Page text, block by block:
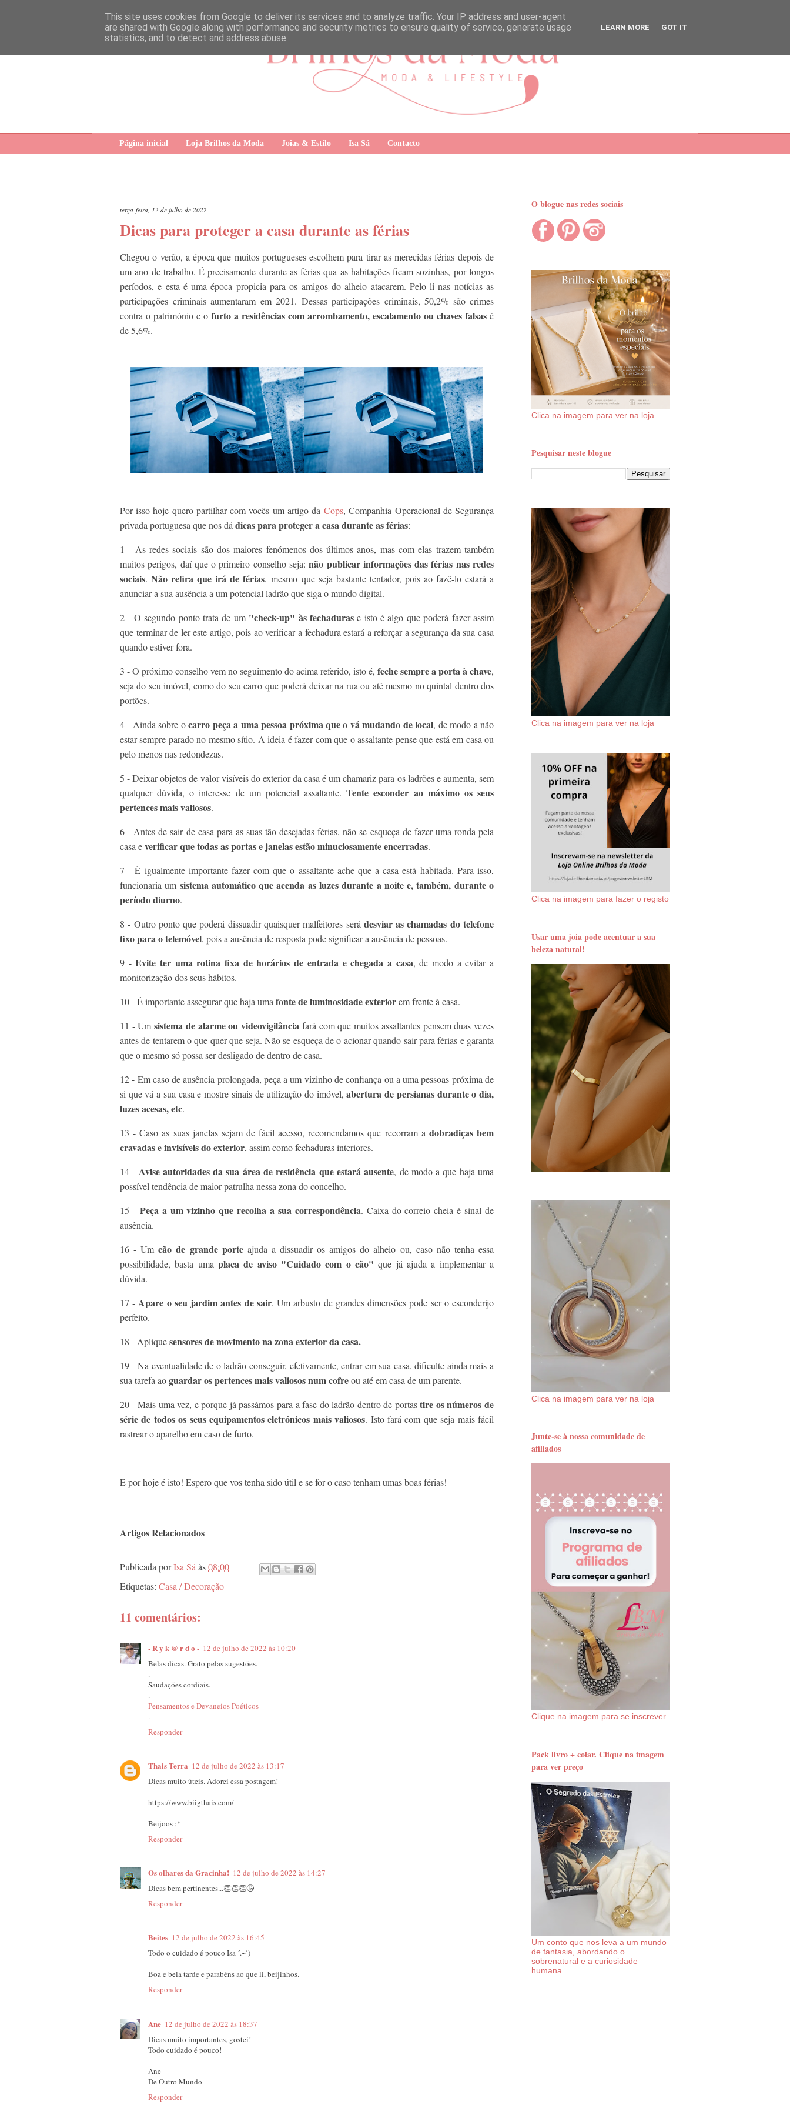
Página inicial Loja Brilhos da Moda Joias & Estilo Isa Sá Contacto
terça-feira, 12 de julho de 2022
Dicas para proteger a casa durante as férias
Chegou o verão, a época que muitos portugueses escolhem para tirar as merecidas férias depois de
um ano de trabalho. É precisamente durante as férias qua as habitações ficam sozinhas, por longos
períodos, e esta é uma época propicia para os amigos do alheio atacarem. Pelo li nas notícias as
participações criminais aumentaram em 2021. Dessas participações criminais, 50,2% são crimes
contra o património e o furto a residências com arrombamento, escalamento ou chaves falsas é
de 5,6%.
Por isso hoje quero partilhar com vocês um artigo daCops, Companhia Operacional de Segurança
privada portuguesa que nos dá dicas para proteger a casa durante as férias:
1 - As redes sociais são dos maiores fenómenos dos últimos anos, mas com elas trazem também
muitos perigos, daí que o primeiro conselho seja: não publicar informações das férias nas redes
sociais.Não refira que irá de férias, mesmo que seja bastante tentador, pois ao fazê-lo estará a
anunciar a sua ausência a um potencial ladrão que siga o mundo digital.
2 - O segundo ponto trata de um "check-up" às fechadurase isto é algo que poderá fazer assim
que terminar de ler este artigo, pois ao verificar a fechadura estará a reforçar a segurança da sua casa
quando estiver fora.
3 - O próximo conselho vem no seguimento do acima referido, isto é, feche sempre a porta à chave,
seja do seu imóvel, como do seu carro que poderá deixar na rua ou até mesmo no quintal dentro dos
portões.
4 - Ainda sobre ocarro peça a uma pessoa próxima que o vá mudando de local, de modo a não
estar sempre parado no mesmo sítio. A ideia é fazer com que o assaltante pense que está em casa ou
pelo menos nas redondezas.
5 - Deixar objetos de valor visíveis do exterior da casa é um chamariz para os ladrões e aumenta, sem
qualquer dúvida, o interesse de um potencial assaltante.Tente esconder ao máximo os seus
pertences mais valiosos.
6 - Antes de sair de casa para as suas tão desejadas férias, não se esqueça de fazer uma ronda pela
casa everificar que todas as portas e janelas estão minuciosamente encerradas.
7 - É igualmente importante fazer com que o assaltante ache que a casa está habitada. Para isso,
funcionaria um sistema automático que acenda as luzes durante a noite e, também, durante o
período diurno.
8 - Outro ponto que poderá dissuadir quaisquer malfeitores será desviar as chamadas do telefone
fixo para o telemóvel, pois a ausência de resposta pode significar a ausência de pessoas.
9 -Evite ter uma rotina fixa de horários de entrada e chegada a casa, de modo a evitar a
monitorização dos seus hábitos.
10 - É importante assegurar que haja uma fonte de luminosidade exteriorem frente à casa.
11 - Umsistema de alarme ou videovigilância fará com que muitos assaltantes pensem duas vezes
antes de tentarem o que quer que seja. Não se esqueça de o acionar quando sair para férias e garanta
que o mesmo só possa ser desligado de dentro de casa.
12 - Em caso de ausência prolongada, peça a um vizinho de confiança ou a uma pessoas próxima de
si que vá a sua casa e mostre sinais de utilização do imóvel,abertura de persianas durante o dia,
luzes acesas, etc.
13 - Caso as suas janelas sejam de fácil acesso, recomendamos que recorram a dobradiças bem
cravadas e invisíveis do exterior, assim como fechaduras interiores.
14 - Avise autoridades da sua área de residência que estará ausente, de modo a que haja uma
possível tendência de maior patrulha nessa zona do concelho.
15 - Peça a um vizinho que recolha a sua correspondência. Caixa do correio cheia é sinal de
ausência.
16 - Umcão de grande porteajuda a dissuadir os amigos do alheio ou, caso não tenha essa
possibilidade, basta uma placa de aviso "Cuidado com o cão" que já ajuda a implementar a
dúvida.
17 - Apare o seu jardim antes de sair. Um arbusto de grandes dimensões pode ser o esconderijo
perfeito.
18 - Apliquesensores de movimento na zona exterior da casa.
19 - Na eventualidade de o ladrão conseguir, efetivamente, entrar em sua casa, dificulte ainda mais a
sua tarefa aoguardar os pertences mais valiosos num cofreou até em casa de um parente.
20 - Mais uma vez, e porque já passámos para a fase do ladrão dentro de portastire os números de
série de todos os seus equipamentos eletrónicos mais valiosos. Isto fará com que seja mais fácil
rastrear o aparelho em caso de furto.
E por hoje é isto! Espero que vos tenha sido útil e se for o caso tenham umas boas férias!
Artigos Relacionados
Publicada porIsa Sá às08:00
Etiquetas: Casa / Decoração
11 comentários:
- R y k @ r d o - 12 de julho de 2022 às 10:20
Belas dicas. Grato pelas sugestões.
.
Saudações cordiais.
.
Pensamentos e Devaneios Poéticos
.
Responder
Thais Terra 12 de julho de 2022 às 13:17
Dicas muito úteis. Adorei essa postagem!
https://www.biigthais.com/
Beijoos ;*
Responder
Os olhares da Gracinha! 12 de julho de 2022 às 14:27
Dicas bem pertinentes...👏👏👏😘
Responder
Beites 12 de julho de 2022 às 16:45
Todo o cuidado é pouco Isa ´.~`)
Boa e bela tarde e parabéns ao que li, beijinhos.
Responder
Ane 12 de julho de 2022 às 18:37
Dicas muito importantes, gostei!
Todo cuidado é pouco!
Ane
De Outro Mundo
Responder
O blogue nas redes sociais
Clica na imagem para ver na loja
Pesquisar neste blogue
Clica na imagem para ver na loja
Clica na imagem para fazer o registo
Usar uma joia pode acentuar a sua
beleza natural!
Clica na imagem para ver na loja
Junte-se à nossa comunidade de
afiliados
Clique na imagem para se inscrever
Pack livro + colar. Clique na imagem
para ver preço
Um conto que nos leva a um mundo
de fantasia, abordando o
sobrenatural e a curiosidade
humana.
This site uses cookies from Google to deliver its services and to analyze traffic. Your IP address and user-agent
are shared with Google along with performance and security metrics to ensure quality of service, generate usage
statistics, and to detect and address abuse.
LEARN MORE GOT IT